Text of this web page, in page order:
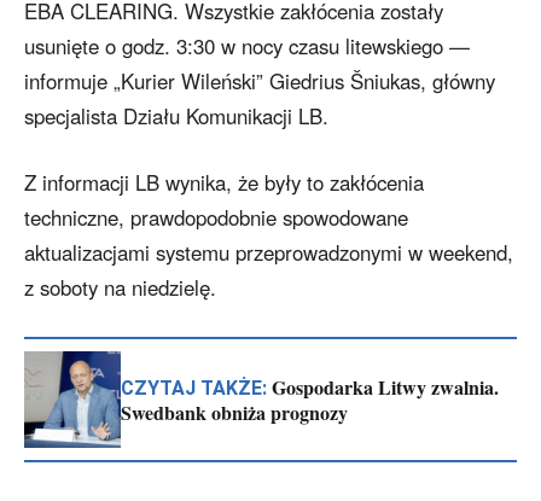
EBA CLEARING. Wszystkie zakłócenia zostały
usunięte o godz. 3:30 w nocy czasu litewskiego —
informuje „Kurier Wileński” Giedrius Šniukas, główny
specjalista Działu Komunikacji LB.
Z informacji LB wynika, że były to zakłócenia
techniczne, prawdopodobnie spowodowane
aktualizacjami systemu przeprowadzonymi w weekend,
z soboty na niedzielę.
CZYTAJ TAKŻE: Gospodarka Litwy zwalnia.
Swedbank obniża prognozy